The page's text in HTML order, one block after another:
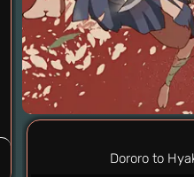
Dororo to